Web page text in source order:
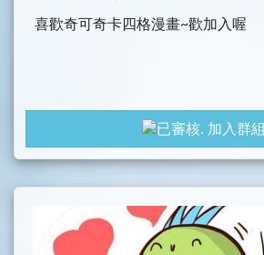
喜歡奇可奇卡四格漫畫~歡加入喔
加入群組